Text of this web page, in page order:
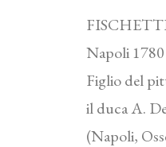
Napoli
Figlio del
il duca A.
(Napoli,